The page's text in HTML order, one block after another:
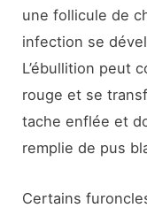
une follicule de
infection se
L’ébullition peut
rouge et se
tache enflée et
remplie de pus
Certains